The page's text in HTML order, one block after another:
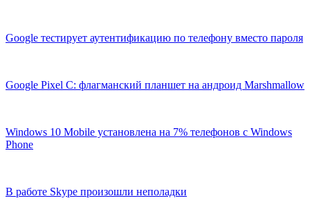
Google тестирует аутентификацию по телефону вместо пароля
Google Pixel C: флагманский планшет на андроид Marshmallow
Windows 10 Mobile установлена на 7% телефонов с Windows
Phone
В работе Skype произошли неполадки